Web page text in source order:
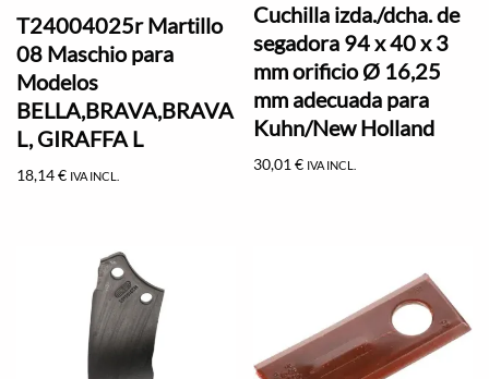
T24004025r Martillo
08 Maschio para
Modelos
BELLA,BRAVA,BRAVA
L, GIRAFFA L
18,14€ IVA INCL.
Cuchilla izda./dcha. de
segadora 94 x 40 x 3
mm orificio Ø 16,25
mm adecuada para
Kuhn/New Holland
30,01€ IVA INCL.